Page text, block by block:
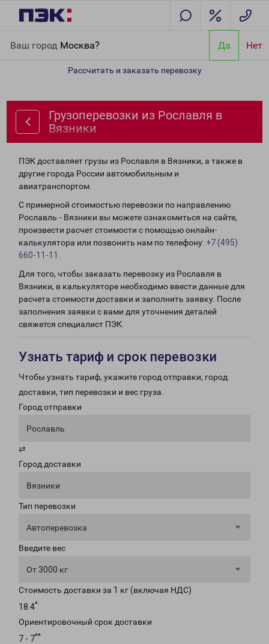
Ваш город Москва? Да Нет
Рассчитать и заказать перевозку
Грузоперевозки из Рославля в
Вязники
ПЭК доставляет грузы из Рославля в Вязники, а также в
другие города России автомобильным и
авиатранспортом.
С примерной стоимостью перевозки по направлению
Рославль - Вязники вы можете ознакомиться на сайте,
произвести расчет стоимости с помощью онлайн-
калькулятора или позвонить нам по телефону: +7 (495)
660-11-11
Для того, чтобы заказать перевозку из Рославля в
Вязники, в калькуляторе необходимо ввести данные для
расчета стоимости доставки и заполнить заявку. После
заполнения заявки с вами для уточнения деталей
свяжется специалист ПЭК.
Узнать тариф и срок перевозки
Чтобы узнать тариф, укажите город отправки, город
доставки, тип перевозки и вес груза.
Город отправки
Рославль
⇄
Город доставки
Вязники
Тип перевозки
Автоперевозка
Введите вес
От 3000 кг
Стоимость доставки за 1 кг (включая НДС)
18.4*
Ориентировочный срок доставки
7 - 7**